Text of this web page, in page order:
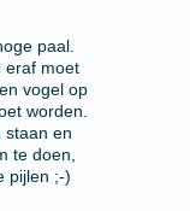
paal.
eraf moet
vogel op
worden.
staan en
te doen,
pijlen ;-)